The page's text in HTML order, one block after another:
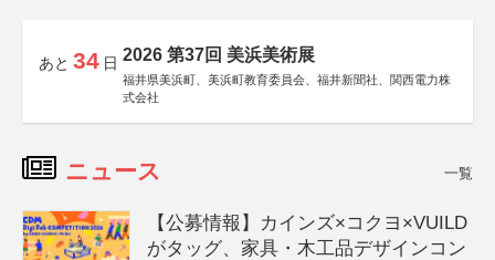
あと 34 日 2026 第37回 美浜美術展
福井県美浜町、美浜町教育委員会、福井新聞社、関西電力株
式会社
ニュース 一覧
【公募情報】カインズ×コクヨ×VUILD
がタッグ、家具・木工品デザインコン